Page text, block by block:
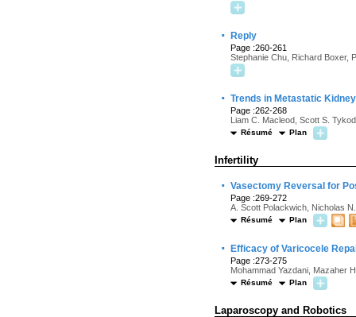
· Reply
Page :260-261
Stephanie Chu, Richard Boxer,
· Trends in Metastatic
Page :262-268
Liam C. Macleod, Scott S.
Résumé Plan
Infertility
· Vasectomy Reversal for
Page :269-272
A. Scott Polackwich, Nicholas
Résumé Plan
· Efficacy of Varicocele
Page :273-275
Mohammad Yazdani, Mazaher
Résumé Plan
Laparoscopy and Robotics